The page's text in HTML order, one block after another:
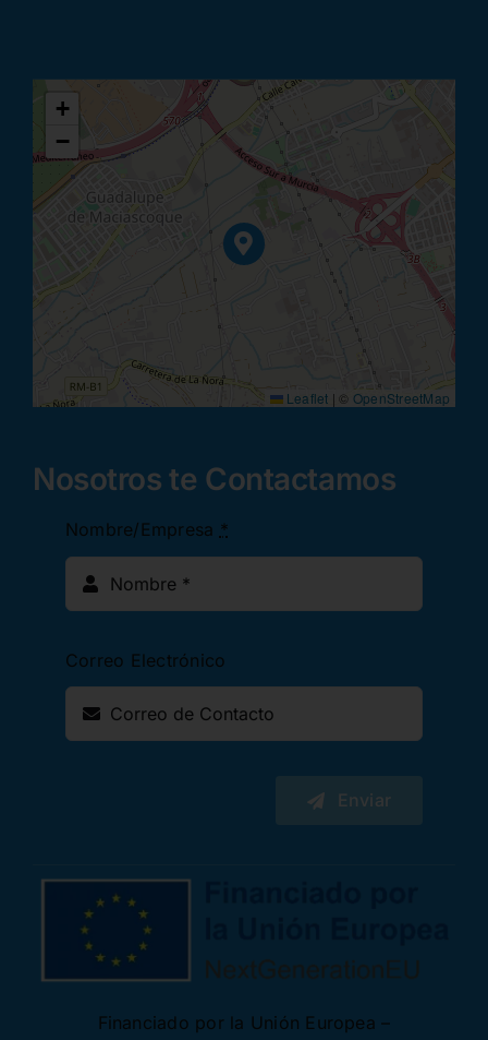
+
−
Leaflet | © OpenStreetMap
Nosotros te Contactamos
Nombre/Empresa *
Correo Electrónico
Enviar
Financiado por la Unión Europea –